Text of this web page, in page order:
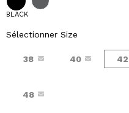
BLACK
Sélectionner Size
38 40 42
48